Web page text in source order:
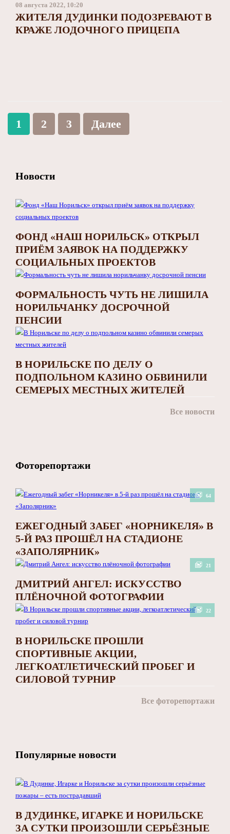
08 августа 2022, 10:20
ЖИТЕЛЯ ДУДИНКИ ПОДОЗРЕВАЮТ В
КРАЖЕ ЛОДОЧНОГО ПРИЦЕПА
1 2 3 Далее
Новости
ФОНД «НАШ НОРИЛЬСК» ОТКРЫЛ
ПРИЁМ ЗАЯВОК НА ПОДДЕРЖКУ
СОЦИАЛЬНЫХ ПРОЕКТОВ
ФОРМАЛЬНОСТЬ ЧУТЬ НЕ ЛИШИЛА
НОРИЛЬЧАНКУ ДОСРОЧНОЙ
ПЕНСИИ
В НОРИЛЬСКЕ ПО ДЕЛУ О
ПОДПОЛЬНОМ КАЗИНО ОБВИНИЛИ
СЕМЕРЫХ МЕСТНЫХ ЖИТЕЛЕЙ
Все новости
Фоторепортажи
64
ЕЖЕГОДНЫЙ ЗАБЕГ «НОРНИКЕЛЯ» В
5-Й РАЗ ПРОШЁЛ НА СТАДИОНЕ
«ЗАПОЛЯРНИК»
21
ДМИТРИЙ АНГЕЛ: ИСКУССТВО
ПЛЁНОЧНОЙ ФОТОГРАФИИ
22
В НОРИЛЬСКЕ ПРОШЛИ
СПОРТИВНЫЕ АКЦИИ,
ЛЕГКОАТЛЕТИЧЕСКИЙ ПРОБЕГ И
СИЛОВОЙ ТУРНИР
Все фоторепортажи
Популярные новости
В ДУДИНКЕ, ИГАРКЕ И НОРИЛЬСКЕ
ЗА СУТКИ ПРОИЗОШЛИ СЕРЬЁЗНЫЕ